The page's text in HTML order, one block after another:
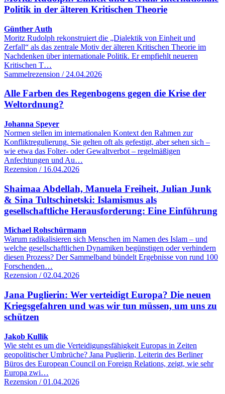
Politik in der älteren Kritischen Theorie
Günther Auth
Moritz Rudolph rekonstruiert die „Dialektik von Einheit und
Zerfall“ als das zentrale Motiv der älteren Kritischen Theorie im
Nachdenken über internationale Politik. Er empfiehlt neueren
Kritischen T…
Sammelrezension / 24.04.2026
Alle Farben des Regenbogens gegen die Krise der
Weltordnung?
Johanna Speyer
Normen stellen im internationalen Kontext den Rahmen zur
Konfliktregulierung. Sie gelten oft als gefestigt, aber sehen sich –
wie etwa das Folter- oder Gewaltverbot – regelmäßigen
Anfechtungen und Au…
Rezension / 16.04.2026
Shaimaa Abdellah, Manuela Freiheit, Julian Junk
& Sina Tultschinetski: Islamismus als
gesellschaftliche Herausforderung: Eine Einführung
Michael Rohschürmann
Warum radikalisieren sich Menschen im Namen des Islam – und
welche gesellschaftlichen Dynamiken begünstigen oder verhindern
diesen Prozess? Der Sammelband bündelt Ergebnisse von rund 100
Forschenden…
Rezension / 02.04.2026
Jana Puglierin: Wer verteidigt Europa? Die neuen
Kriegsgefahren und was wir tun müssen, um uns zu
schützen
Jakob Kullik
Wie steht es um die Verteidigungsfähigkeit Europas in Zeiten
geopolitischer Umbrüche? Jana Puglierin, Leiterin des Berliner
Büros des European Council on Foreign Relations, zeigt, wie sehr
Europa zwi…
Rezension / 01.04.2026